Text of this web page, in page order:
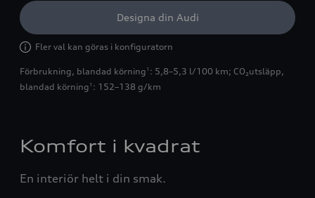
Designa din Audi
Fler val kan göras i konfiguratorn
Förbrukning, blandad körning 1 : 5,8–5,3 l/100 km; CO₂utsläpp,
blandad körning 1 : 152–138 g/km
Komfort i kvadrat
En interiör helt i din smak.